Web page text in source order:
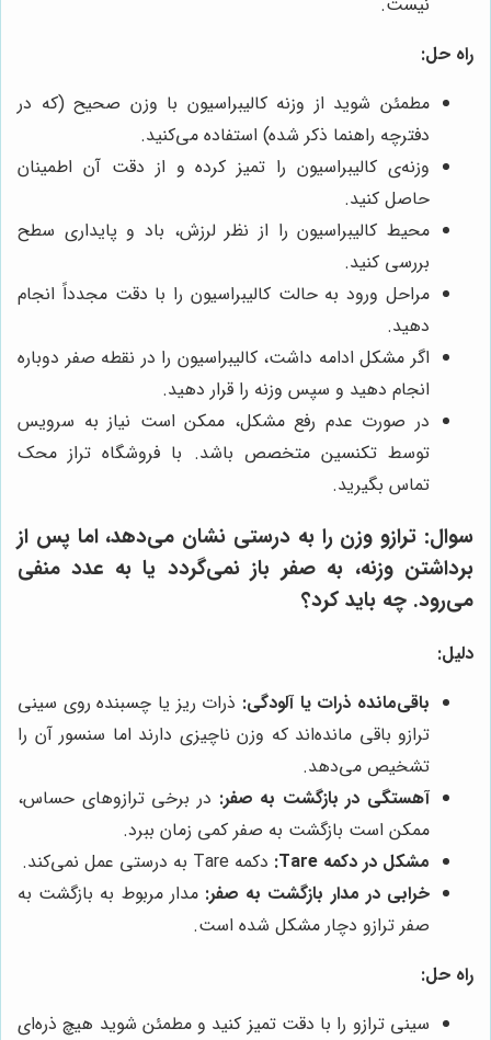
راه حل:
مطمئن شوید از وزنه کالیبراسیون با وزن صحیح (که در
دفترچه راهنما ذکر شده) استفاده می‌کنید.
وزنه‌ی کالیبراسیون را تمیز کرده و از دقت آن اطمینان
حاصل کنید.
محیط کالیبراسیون را از نظر لرزش، باد و پایداری سطح
بررسی کنید.
مراحل ورود به حالت کالیبراسیون را با دقت مجدداً انجام
دهید.
اگر مشکل ادامه داشت، کالیبراسیون را در نقطه صفر دوباره
انجام دهید و سپس وزنه را قرار دهید.
در صورت عدم رفع مشکل، ممکن است نیاز به سرویس
توسط تکنسین متخصص باشد. با فروشگاه تراز محک
تماس بگیرید.
سوال: ترازو وزن را به درستی نشان می‌دهد، اما پس از
برداشتن وزنه، به صفر باز نمی‌گردد یا به عدد منفی
می‌رود. چه باید کرد؟
دلیل:
باقی‌مانده ذرات یا آلودگی: ذرات ریز یا چسبنده روی سینی
ترازو باقی مانده‌اند که وزن ناچیزی دارند اما سنسور آن را
تشخیص می‌دهد.
آهستگی در بازگشت به صفر: در برخی ترازوهای حساس،
ممکن است بازگشت به صفر کمی زمان ببرد.
مشکل در دکمه Tare:
دکمه Tare به درستی عمل نمی‌کند.
خرابی در مدار بازگشت به صفر: مدار مربوط به بازگشت به
صفر ترازو دچار مشکل شده است.
راه حل:
سینی ترازو را با دقت تمیز کنید و مطمئن شوید هیچ ذره‌ای